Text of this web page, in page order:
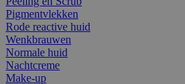
Pigmentvlekken
Rode reactive huid
Wenkbrauwen
Normale huid
Nachtcreme
Make-up